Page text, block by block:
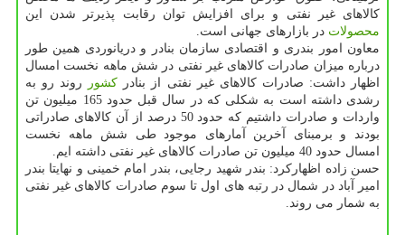
كالاهای غیر نفتی و برای افزایش توان رقابت پذیرتر شدن این
محصولات در بازارهای جهانی است.
معاون امور بندری و اقتصادی سازمان بنادر و دریانوردی همین طور
درباره میزان صادرات كالاهای غیر نفتی در شش ماهه نخست امسال
اظهار داشت: صادرات كالاهای غیر نفتی از بنادر كشور
روند رو به
رشدی داشته است به شكلی كه در سال قبل حدود 165 میلیون تن
واردات و صادرات داشتیم كه حدود 50 درصد از آن كالاهای صادراتی
بودند و برمبنای آخرین آمارهای موجود طی شش ماهه نخست
امسال حدود 40 میلیون تن صادرات كالاهای غیر نفتی داشته ایم.
حسن زاده اظهاركرد: بندر شهید رجایی، بندر امام خمینی و نهایتا بندر
امیر آباد در شمال در رتبه های اول تا سوم صادرات كالاهای غیر نفتی
به شمار می روند.